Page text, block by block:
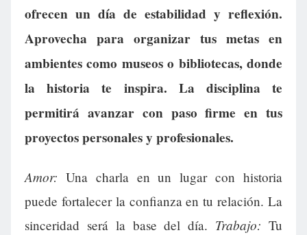
ofrecen un día de estabilidad y reflexión.
Aprovecha para organizar tus metas en
ambientes como museos o bibliotecas, donde
la historia te inspira. La disciplina te
permitirá avanzar con paso firme en tus
proyectos personales y profesionales.
Amor: Una charla en un lugar con historia
puede fortalecer la confianza en tu relación. La
sinceridad será la base del día. Trabajo: Tu